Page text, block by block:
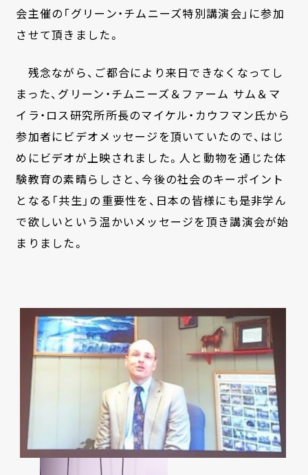
会主催の「グリーン・チムニーズ特別講演会」に参加
させて頂きました。
残念ながら、ご都合により来日できなくなってし
まった、グリーン・チムニーズ＆ファーム サム＆マ
イラ・ロス研究所所長のマイケル・カウフマン氏から
参加者にビデオメッセージを頂いていたので、はじ
めにビデオが上映されました。人と動物を通じた体
験教育の素晴らしさと、今後の社会のキーポイント
となる「共生」の重要性を、日本の皆様にも是非学ん
で欲しいという温かいメッセージを頂き講演会が始
まりました。